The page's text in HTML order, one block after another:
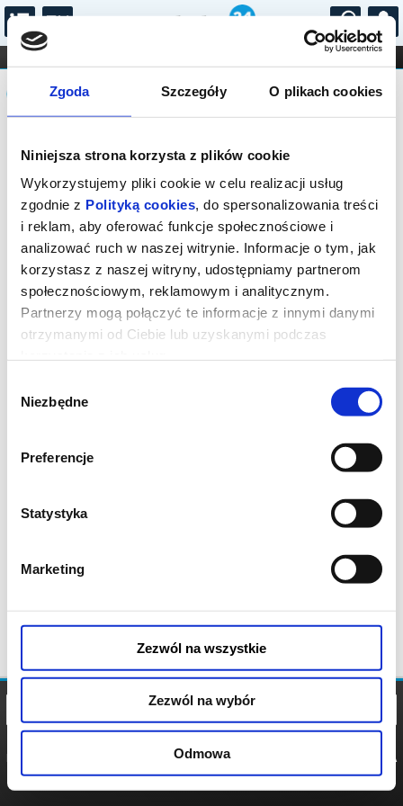
Zgoda Szczegóły O plikach cookies
Niniejsza strona korzysta z plików cookie
Wykorzystujemy pliki cookie w celu realizacji usług
zgodnie z Polityką cookies, do spersonalizowania treści
i reklam, aby oferować funkcje społecznościowe i
analizować ruch w naszej witrynie. Informacje o tym, jak
korzystasz z naszej witryny, udostępniamy partnerom
społecznościowym, reklamowym i analitycznym.
Partnerzy mogą połączyć te informacje z innymi danymi
otrzymanymi od Ciebie lub uzyskanymi podczas
zgody
Niezbędne
Preferencje
Statystyka
Marketing
Zezwól na wszystkie
Zezwól na wybór
Odmowa
...
FILHARMONIA OPERA I BALET
STAND-UP
DLA DZIECI
Komunikat
Sprzedaż biletów on-line na wydarzenie
została zakończona.
POLITYKA
POLITYKA